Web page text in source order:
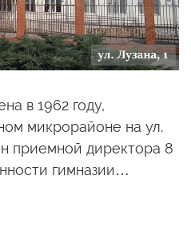
в 1962 году,
микрорайоне на ул.
приемной директора 8
гимназии…